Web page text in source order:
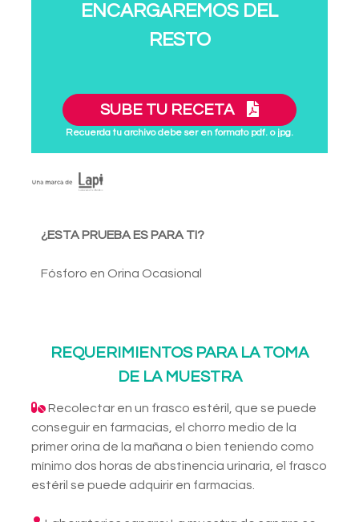
ENCARGAREMOS DEL
RESTO
SUBE TU RECETA
Recuerda tu archivo debe ser en formato pdf. o jpg.
¿ESTA PRUEBA ES PARA TI?
Fósforo en Orina Ocasional
REQUERIMIENTOS PARA LA TOMA
DE LA MUESTRA
Recolectar en un frasco estéril, que se puede
conseguir en farmacias, el chorro medio de la
primer orina de la mañana o bien teniendo como
mínimo dos horas de abstinencia urinaria, el frasco
estéril se puede adquirir en farmacias.